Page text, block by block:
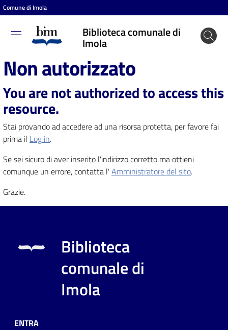
Vai al contenuto
Vai alla navigazione
Vai al footer
Comune di Imola
Biblioteca comunale di
Imola
Biblioteca
comunale
di Imola
Entra
Cosa
puoi
fare
contenuti
Non autorizzato
You are not authorized to access this
resource.
Stai provando ad accedere ad una risorsa protetta, per favore fai
prima il Log in.
Se sei sicuro di aver inserito l'indirizzo corretto ma ottieni
comunque un errore, contatta l' Amministratore del sito.
Grazie.
Biblioteca
comunale di
Imola
ENTRA